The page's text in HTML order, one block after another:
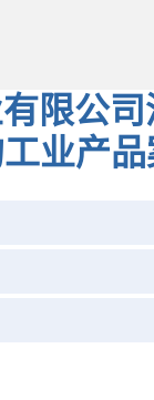
限公
业产